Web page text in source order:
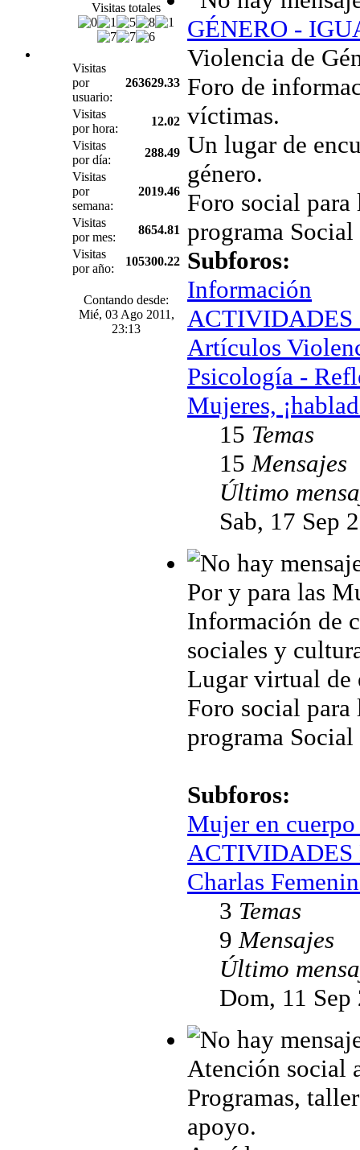
Visitas totales
Visitas
por
usuario:
263629.33
Visitas
por hora:
12.02
Visitas
por día:
288.49
Visitas
por
semana:
2019.46
Visitas
por mes:
8654.81
Visitas
por año:
105300.22
Contando desde:
Mié, 03 Ago 2011,
23:13
GÉNERO -
Violencia de
Foro de
víctimas.
Un lugar de
género.
Foro social
programa
Subforos:
Información
ACTIVIDADES
Artículos
Psicología -
Mujeres,
15 Temas
15Mensajes
Último
Sab, 17 Sep
Por y para las
Información de
sociales y
Lugar virtual de
Foro social
programa
Subforos:
Mujer en
ACTIVIDADES
Charlas
3 Temas
9Mensajes
Último
Dom, 11
Atención social
Programas,
apoyo.